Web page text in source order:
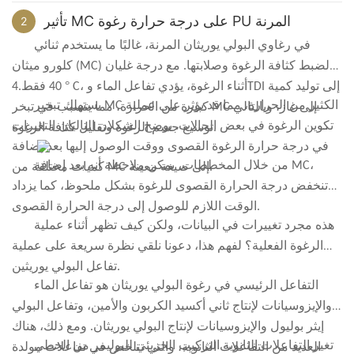
نظام التحكم معقد والمعدات ضخمة الحجم، وغالبًا ما تتجاوز أطوال
القنوات المغلقة مئات الأمتار، مما يؤدي إلى استثمارات كبيرة
2 تأثير MC على درجة حرارة رغوة PU المرنة
في رغاوي البولي يوريثان المرنة، غالبًا ما يستخدم ثنائي
كلورو ميثان (MC) لضبط كثافة الرغوة وصلابتها. مع درجة غليان
° C، أثناء الرغوة، يؤدي تفاعل الماء وTDI إلى توليد كمية
كبيرة من الحرارة، مما يتسبب في تبخر MC إلى غاز، وبالتالي
توسيع جسم الرغوة وتقليل كثافة الرغوة.
يستهلك تبخير MC الكثير من الحرارة، مما قد يؤثر على عملية
تكوين الرغوة في بعض الحالات. يوضح الشكلان التاليان التغيرات
في درجة حرارة الرغوة القصوى ووقت الوصول إليها بعد إضافة
كميات مختلفة من MC إلى صيغة معينة.
من خلال المخططات، يمكن ملاحظة أنه بعد إضافة MC،
تنخفض درجة الحرارة القصوى للرغوة بشكل ملحوظ، كما يزداد
الوقت اللازم للوصول إلى درجة الحرارة القصوى.
هذه مجرد تغييرات في البيانات، ولكن كيف تظهر أثناء عملية
الرغوة الفعلية؟ لفهم هذا، دعونا نلقي نظرة سريعة على عملية
تفاعل البولي يوريثين.
التفاعل الرئيسي في رغوة البولي يوريثان هو تفاعل الماء
والإيزوسيانات لإنتاج ثاني أكسيد الكربون والأمين، وتفاعل البولي
إيثر بوليول والإيزوسيانات لإنتاج البولي يوريثان. ومع ذلك، هناك
العديد من التفاعلات الثانوية، والتي تتلخص في تفاعلات مولدة
تغير التفاعلات الثانوية التركيب الجزيئي للبوليمر من الخطي